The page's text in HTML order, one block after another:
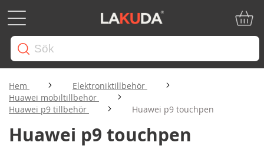
Hem
Elektroniktillbehör
Huawei mobiltillbehör
Huawei p9 tillbehör
Huawei p9 touchpen
Huawei p9 touchpen